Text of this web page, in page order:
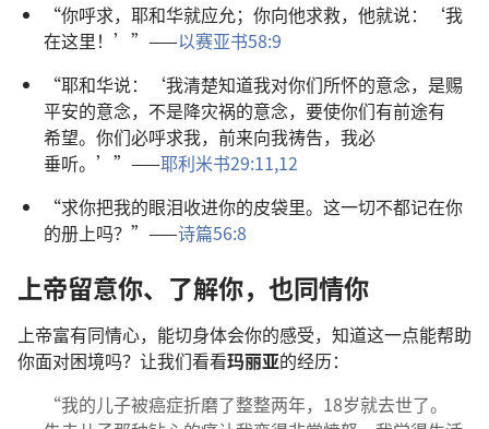
“你呼求， 耶和华就应允； 你向他求救， 他就说：‘我
在这里！’”——以赛亚书58:9
“耶和华说：‘我清楚知道我对你们所怀的意念， 是赐
平安的意念， 不是降灾祸的意念， 要使你们有前途有
希望。 你们必呼求我， 前来向我祷告， 我必
垂听。’”——耶利米书29:11,12
“求你把我的眼泪收进你的皮袋里。 这一切不都记在你
的册上吗？”——诗篇56:8
上帝留意你、 了解你， 也同情你
上帝富有同情心， 能切身体会你的感受， 知道这一点能帮助
你面对困境吗？ 让我们看看玛丽亚的经历：
“我的儿子被癌症折磨了整整两年，18岁就去世了。